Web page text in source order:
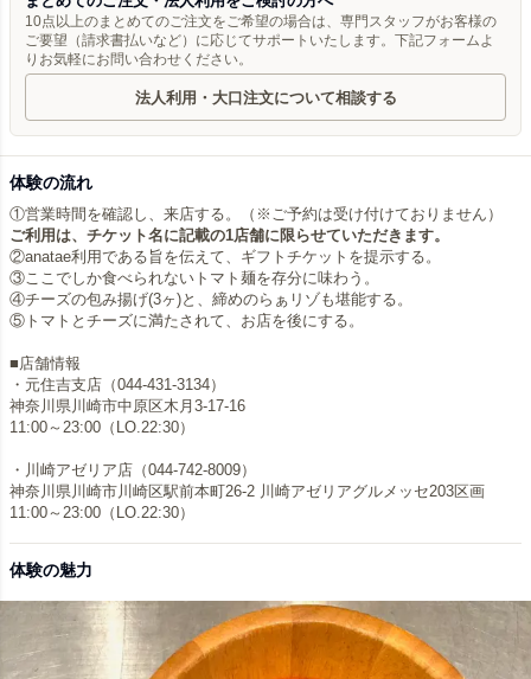
10点以上のまとめてのご注文をご希望の場合は、専門スタッフがお客様の
ご要望（請求書払いなど）に応じてサポートいたします。下記フォームよ
りお気軽にお問い合わせください。
法人利用・大口注文について相談する
体験の流れ
ご利用は、チケット名に記載の1店舗に限らせていただきます。
②anatae利用である旨を伝えて、ギフトチケットを提示する。
③ここでしか食べられないトマト麺を存分に味わう。
④チーズの包み揚げ(3ヶ)と、締めのらぁリゾも堪能する。
⑤トマトとチーズに満たされて、お店を後にする。
■店舗情報
・元住吉支店（044-431-3134）
神奈川県川崎市中原区木月3-17-16
11:00～23:00（LO.22:30）
・川崎アゼリア店（044-742-8009）
神奈川県川崎市川崎区駅前本町26-2 川崎アゼリアグルメッセ203区画
11:00～23:00（LO.22:30）
体験の魅力